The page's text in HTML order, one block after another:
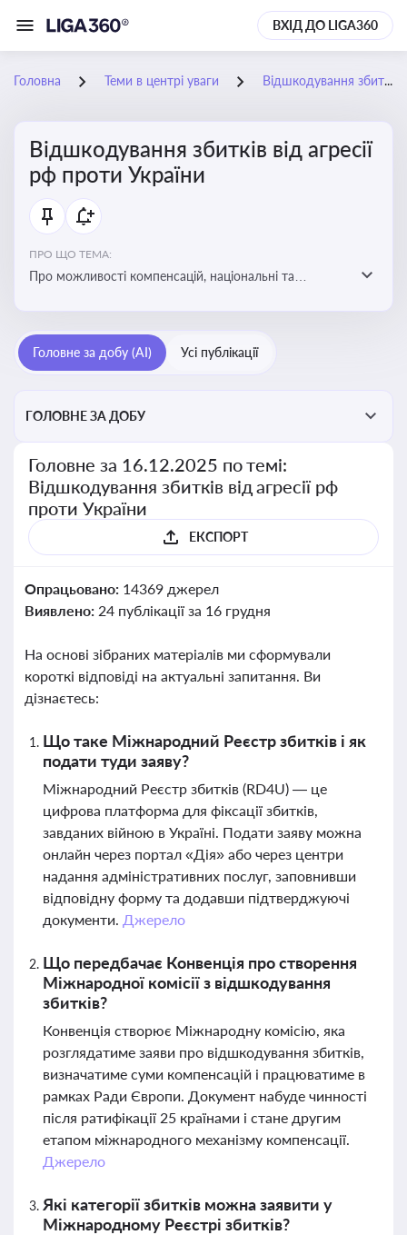
ВХІД ДО LIGA360
Головна Теми в центрі уваги Відшкодування збитків від агресії рф проти України
Відшкодування збитків від агресії
рф проти України
ПРО ЩО ТЕМА:
Про можливості компенсацій, національні та
Головне за добу (AI) Усі публікації
ГОЛОВНЕ ЗА ДОБУ
Головне за 16.12.2025 по темі:
Відшкодування збитків від агресії рф
проти України
ЕКСПОРТ
Опрацьовано: 14369 джерел
Виявлено: 24 публікації за 16 грудня
На основі зібраних матеріалів ми сформували
короткі відповіді на актуальні запитання. Ви
дізнаєтесь:
Що таке Міжнародний Реєстр збитків і як
подати туди заяву?
Міжнародний Реєстр збитків (RD4U) — це
цифрова платформа для фіксації збитків,
завданих війною в Україні. Подати заяву можна
онлайн через портал «Дія» або через центри
надання адміністративних послуг, заповнивши
відповідну форму та додавши підтверджуючі
документи. Джерело
Що передбачає Конвенція про створення
Міжнародної комісії з відшкодування
збитків?
Конвенція створює Міжнародну комісію, яка
розглядатиме заяви про відшкодування збитків,
визначатиме суми компенсацій і працюватиме в
рамках Ради Європи. Документ набуде чинності
після ратифікації 25 країнами і стане другим
етапом міжнародного механізму компенсації.
Джерело
Які категорії збитків можна заявити у
Міжнародному Реєстрі збитків?